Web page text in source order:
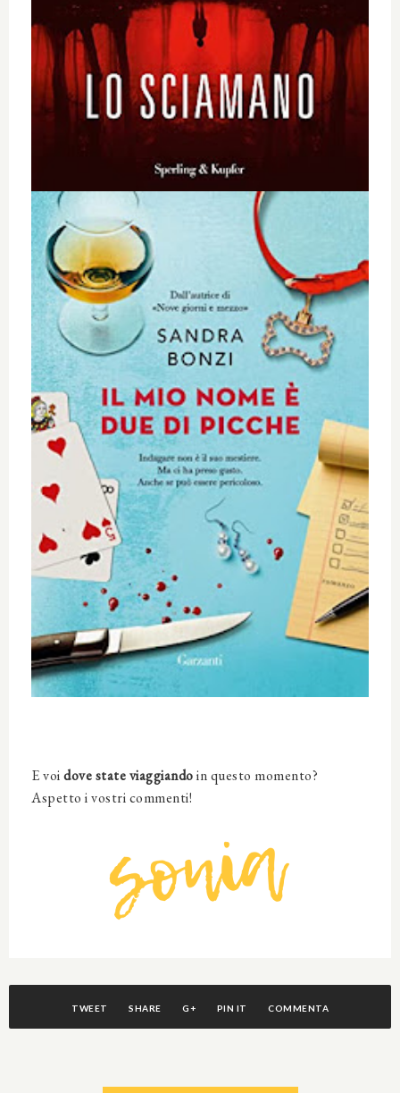
E voidove state viaggiandoin questo momento?
Aspetto i vostri commenti!
TWEET SHARE G+ PIN IT COMMENTA